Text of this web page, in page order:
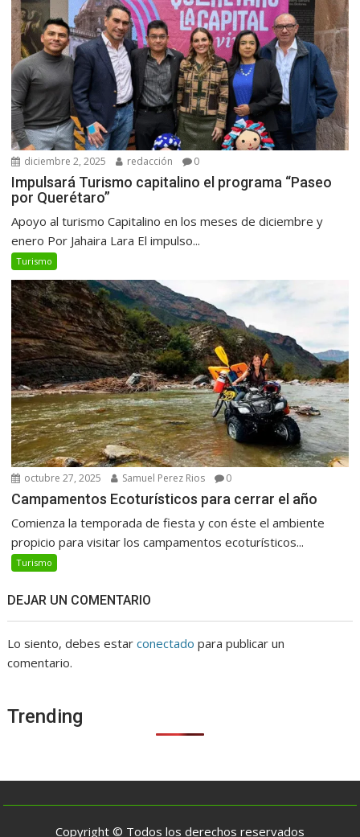
diciembre 2, 2025 redacción 0
Impulsará Turismo capitalino el programa “Paseo
por Querétaro”
Apoyo al turismo Capitalino en los meses de diciembre y
enero Por Jahaira Lara El impulso...
Turismo
octubre 27, 2025 Samuel Perez Rios 0
Campamentos Ecoturísticos para cerrar el año
Comienza la temporada de fiesta y con éste el ambiente
propicio para visitar los campamentos ecoturísticos...
Turismo
DEJAR UN COMENTARIO
Lo siento, debes estarconectado para publicar un
comentario.
Trending
Copyright © Todos los derechos reservados